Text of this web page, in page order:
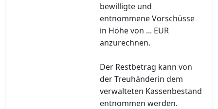
bewilligte und
entnommene Vorschüsse
in Höhe von ... EUR
anzurechnen.
Der Restbetrag kann von
der Treuhänderin dem
verwalteten Kassenbestand
entnommen werden.